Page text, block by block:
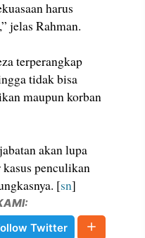
harus
jelas Rahman.
terperangkap
tidak bisa
maupun korban
akan lupa
penculikan
[sn]
Twitter